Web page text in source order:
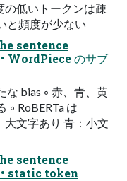
の低いトークンは疎
と頻度が少ない
sentence
WordPiece のサブ
な bias ◦ 赤、青、黄
◦ RoBERTa は
大文字あり 青：小文
sentence
static token